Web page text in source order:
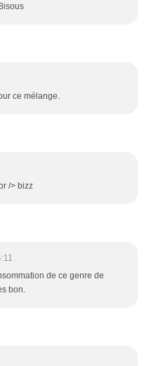
ce mélange.
/> bizz
de ce genre de
bon.